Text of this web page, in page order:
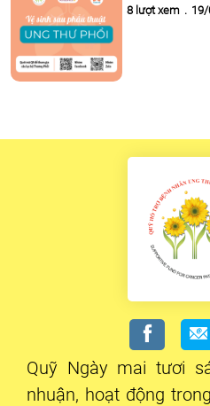
8 lượt xem .
Quỹ Ngày mai tươi
nhuận, hoạt động